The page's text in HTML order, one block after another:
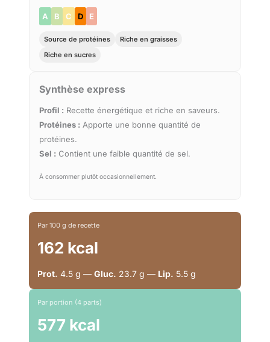
A B C D E
Source de protéines
Riche en graisses
Riche en sucres
Synthèse express
Profil : Recette énergétique et riche en saveurs.
Protéines : Apporte une bonne quantité de
protéines.
Sel : Contient une faible quantité de sel.
À consommer plutôt occasionnellement.
Par 100 g de recette
162 kcal
Prot. 4.5 g — Gluc. 23.7 g — Lip. 5.5 g
Par portion (4 parts)
577 kcal